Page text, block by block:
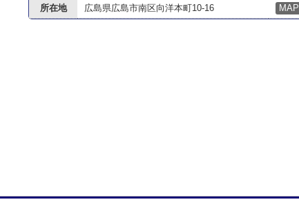
所在地
広島県広島市南区向洋本町10-16 MAP